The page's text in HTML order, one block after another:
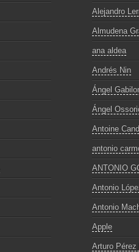
Alejandro
Almudena
ana aldea
Andrés Nin
Ángel
Ángel
Antoine
antonio
ANTONIO
Antonio
Antonio
Apple
Arturo Pérez